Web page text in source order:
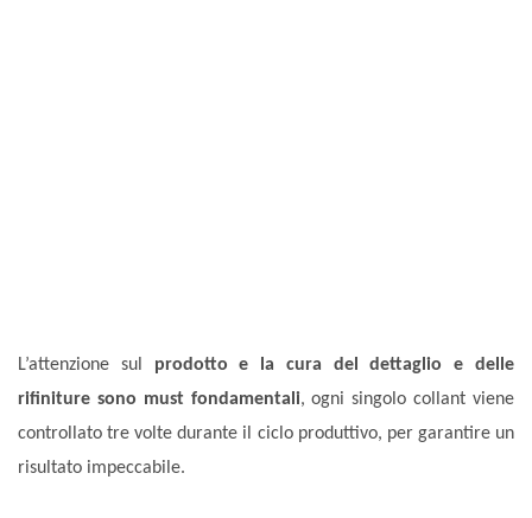
L’attenzione sul prodotto e la cura del dettaglio e delle
rifiniture sono must fondamentali, ogni singolo collant viene
controllato tre volte durante il ciclo produttivo, per garantire un
risultato impeccabile.